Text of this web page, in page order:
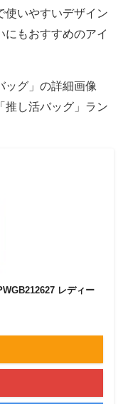
使いやすいデザイン
にもおすすめのアイ
グ」の詳細画像
推し活バッグ」ラン
レディー